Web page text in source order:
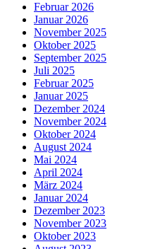
Februar 2026
Januar 2026
November 2025
Oktober 2025
September 2025
Juli 2025
Februar 2025
Januar 2025
Dezember 2024
November 2024
Oktober 2024
August 2024
Mai 2024
April 2024
März 2024
Januar 2024
Dezember 2023
November 2023
Oktober 2023